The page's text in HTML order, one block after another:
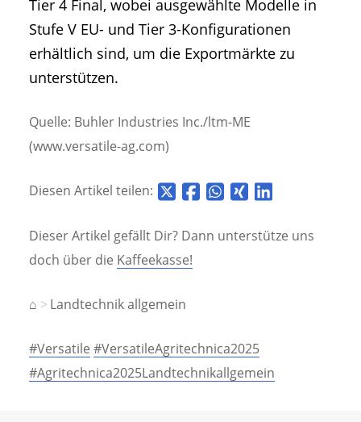
Tier 4 Final, wobei ausgewählte Modelle in
Stufe V EU- und Tier 3-Konfigurationen
erhältlich sind, um die Exportmärkte zu
unterstützen.
Quelle: Buhler Industries Inc./ltm-ME
(www.versatile-ag.com)
Diesen Artikel teilen:
Dieser Artikel gefällt Dir? Dann unterstütze uns
doch über die Kaffeekasse!
⌂ Landtechnik allgemein
#Versatile #VersatileAgritechnica2025
#Agritechnica2025Landtechnikallgemein